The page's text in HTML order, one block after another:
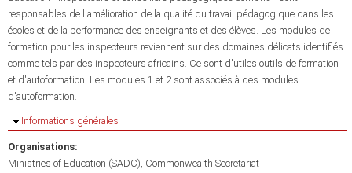
responsables de l'amélioration de la qualité du travail pédagogique dans les
écoles et de la performance des enseignants et des élèves. Les modules de
formation pour les inspecteurs reviennent sur des domaines délicats identifiés
comme tels par des inspecteurs africains. Ce sont d'utiles outils de formation
et d'autoformation. Les modules 1 et 2 sont associés à des modules
d'autoformation.
Masquer
Informations générales
Organisations:
Ministries of Education (SADC) Commonwealth Secretariat